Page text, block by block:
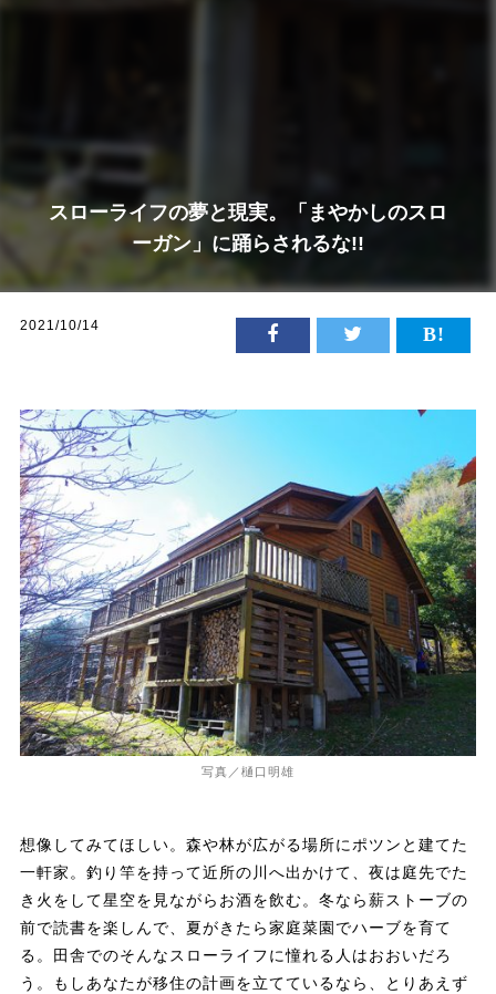
スローライフの夢と現実。「まやかしのスロ
ーガン」に踊らされるな!!
2021/10/14
写真／樋口明雄
想像してみてほしい。森や林が広がる場所にポツンと建てた
一軒家。釣り竿を持って近所の川へ出かけて、夜は庭先でた
き火をして星空を見ながらお酒を飲む。冬なら薪ストーブの
前で読書を楽しんで、夏がきたら家庭菜園でハーブを育て
る。田舎でのそんなスローライフに憧れる人はおおいだろ
う。もしあなたが移住の計画を立てているなら、とりあえず